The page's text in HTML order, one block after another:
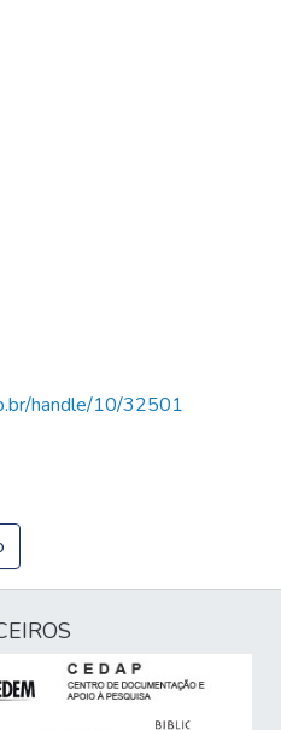
handle/10/32501